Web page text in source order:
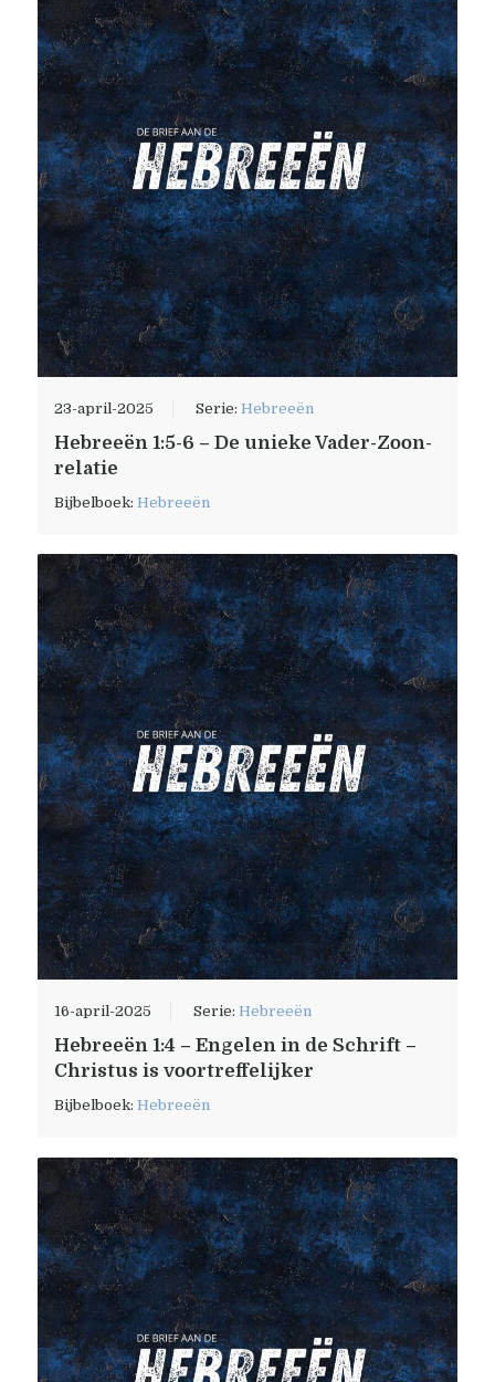
23-april-2025 Serie:Hebreeën
Hebreeën 1:5-6 – De unieke Vader-Zoon-
relatie
Bijbelboek:Hebreeën
16-april-2025 Serie:Hebreeën
Hebreeën 1:4 – Engelen in de Schrift –
Christus is voortreffelijker
Bijbelboek:Hebreeën